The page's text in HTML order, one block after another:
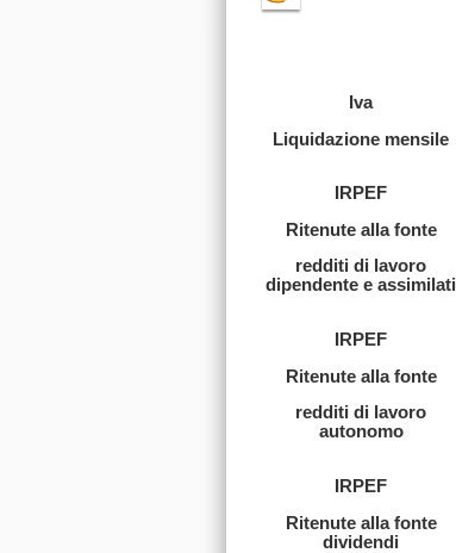
Iva
Liquidazione mensile
IRPEF
Ritenute alla fonte
redditi di lavoro
dipendente e assimilati
IRPEF
Ritenute alla fonte
redditi di lavoro
autonomo
IRPEF
Ritenute alla fonte
dividendi